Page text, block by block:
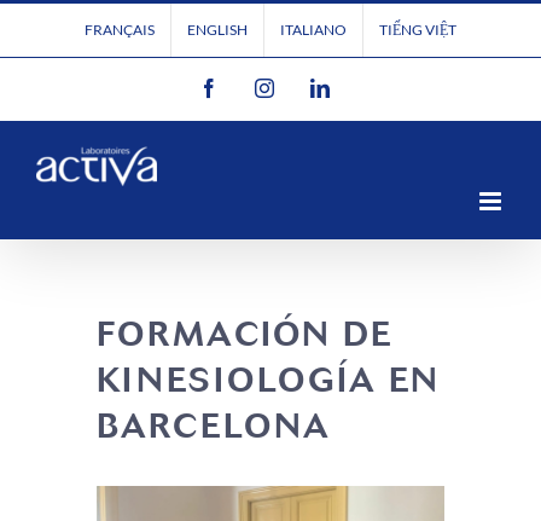
au
FRANÇAIS ENGLISH ITALIANO TIẾNG VIỆT
FacebookInstagramLinkedIn
FORMACIÓN DE
KINESIOLOGÍA EN
BARCELONA